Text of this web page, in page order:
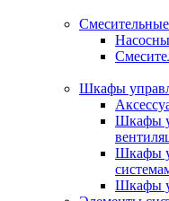
Шкафы
Шкафы
Шкафы
Шкафы